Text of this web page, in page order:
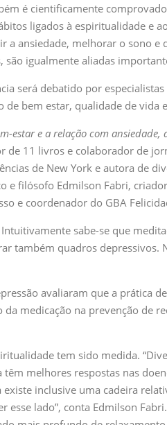
é cientificamente
ligados à espiritualidade e
a ansiedade, melhorar o sono
igualmente aliadas
será debatido por
bem estar, qualidade de vida
estar e a relação com ansiedade,
de 11 livros e colaborador de
de New York e autora de
e filósofo Edmilson Fabri,
e coordenador do GBA
sabe-se que
também quadros depressivos.
avaliaram que a prática
medicação na prevenção de
tem sido medida.
melhores respostas nas
existe inclusive uma cadeira
esse lado”, conta Edmilson